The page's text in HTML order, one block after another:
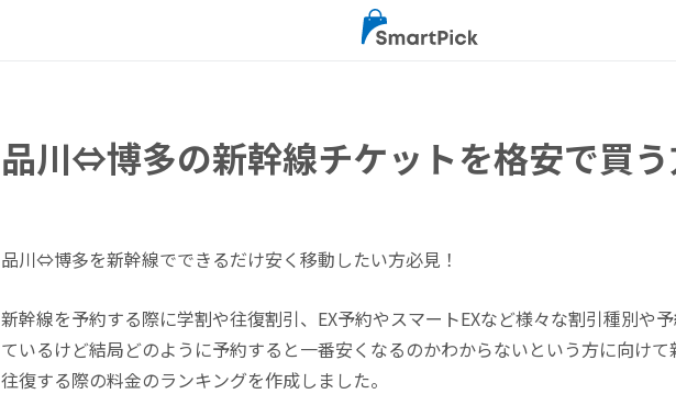
品川⇔博多の新幹線チケットを格安で買
品川⇔博多を新幹線でできるだけ安く移動したい方必見！
新幹線を予約する際に学割や往復割引、EX予約やスマートEXなど様々な割引種別や
ているけど結局どのように予約すると一番安くなるのかわからないという方に向け
往復する際の料金のランキングを作成しました。